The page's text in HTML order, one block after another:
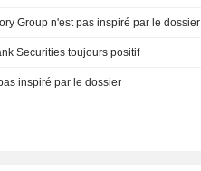
Group n'est pas inspiré par le dossier
Securities toujours positif
inspiré par le dossier